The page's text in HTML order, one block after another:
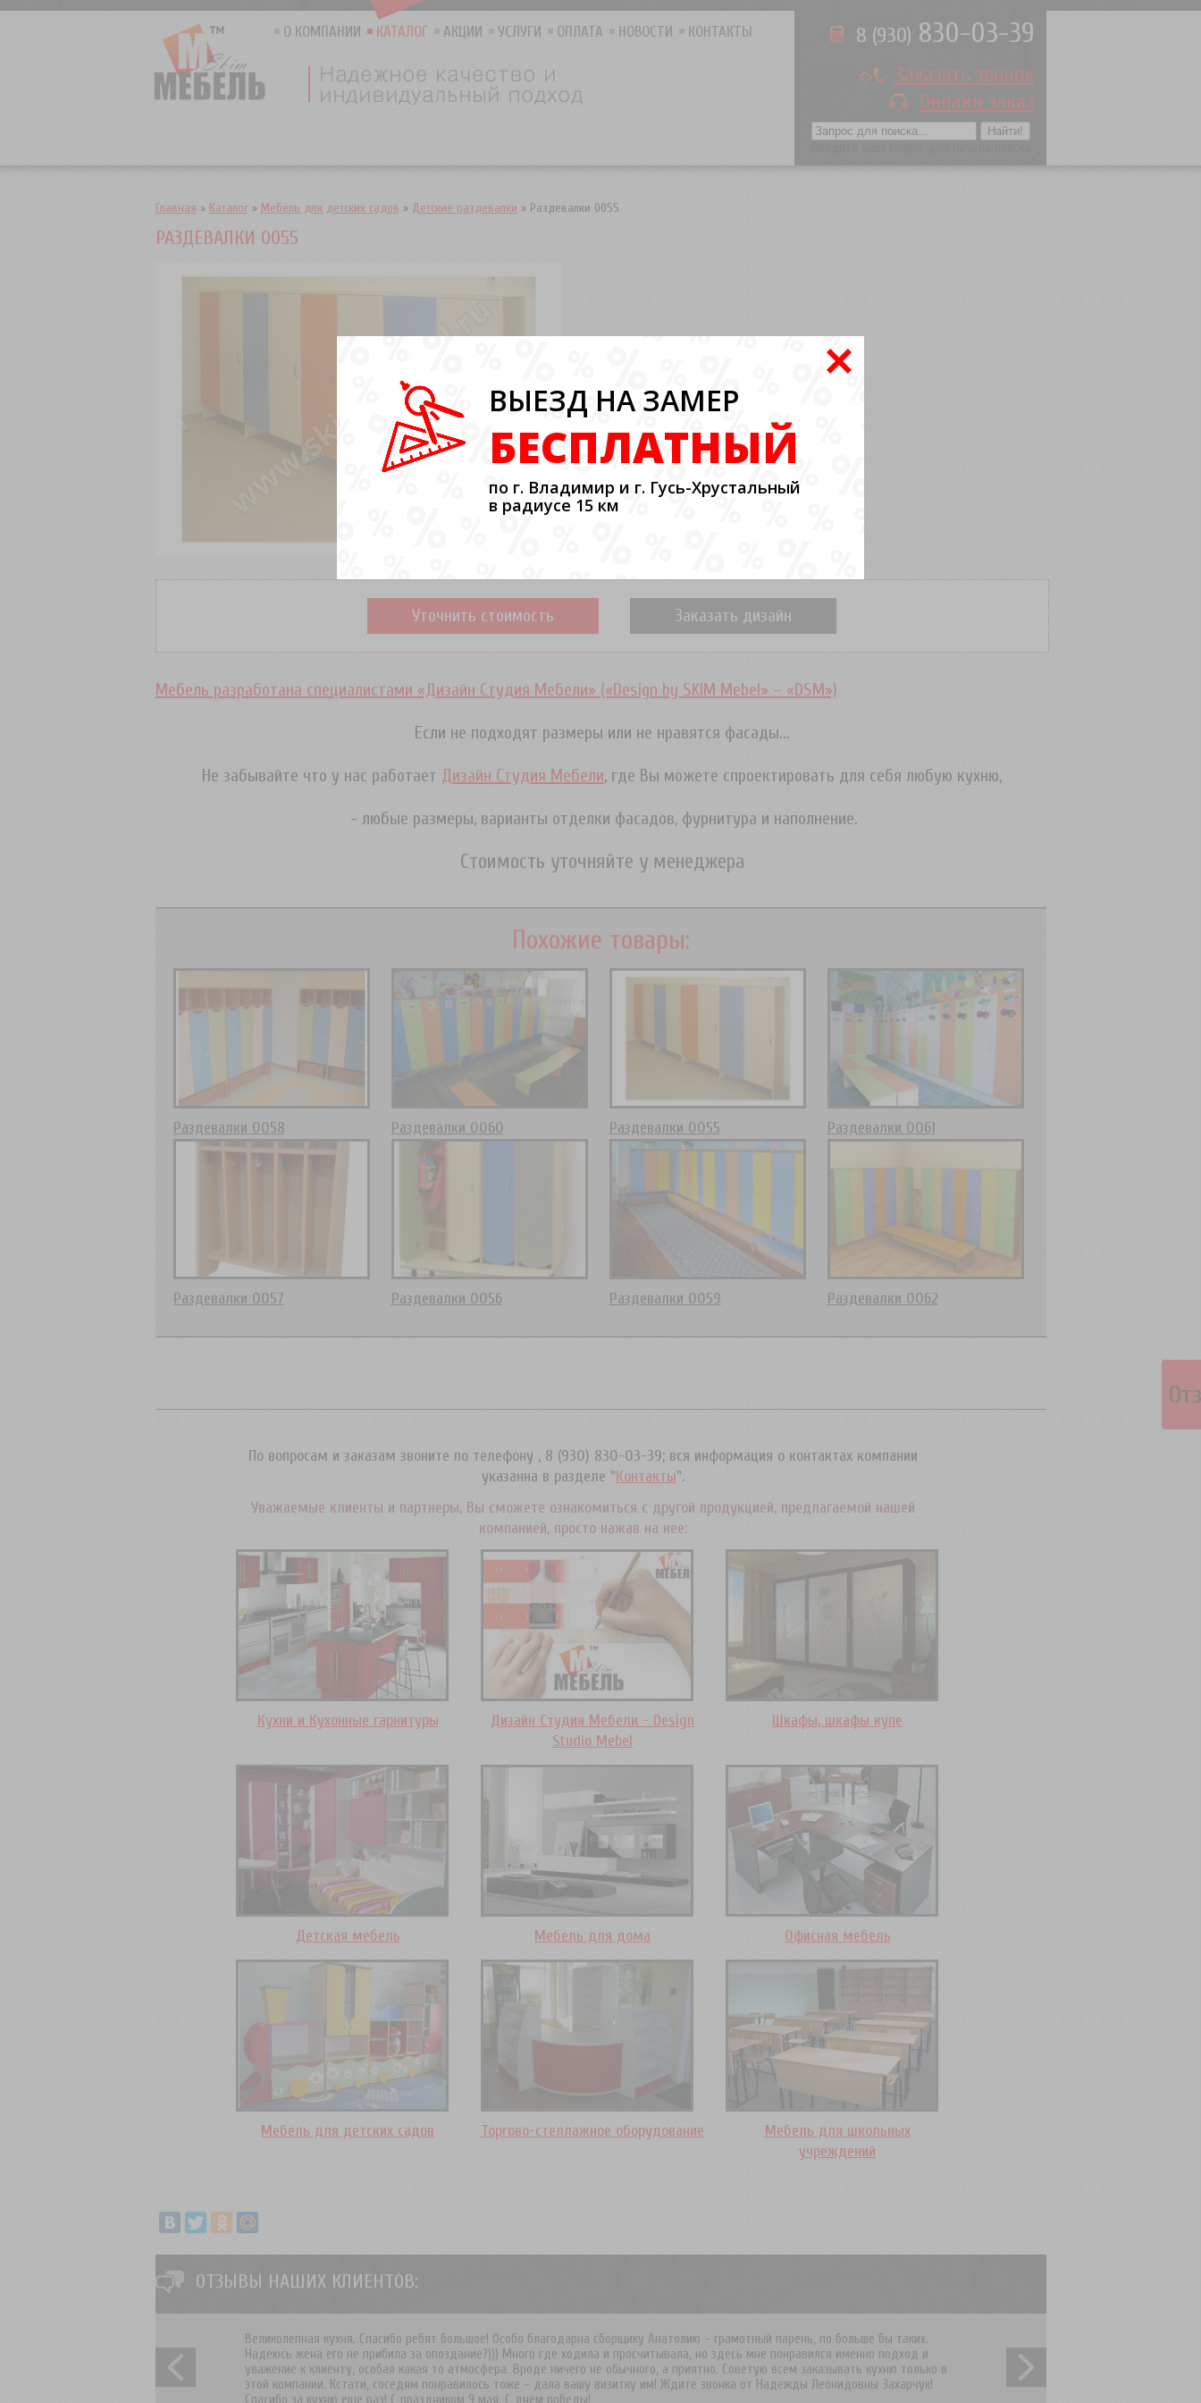
О КОМПАНИИ КАТАЛОГ АКЦИИ УСЛУГИ ОПЛАТА НОВОСТИ КОНТАКТЫ 8 (930) 830-03-39
Заказать звонок
Онлайн заказ
Главная » Каталог» Мебель для детских садов » Детские раздевалки » Раздевалки 0055
РАЗДЕВАЛКИ 0055
Уточнить стоимость Заказать дизайн
Мебель разработана специалистами «Дизайн Студия Мебели» («Design by SKIM Mebel» – «DSM»)
Если не подходят размеры или не нравятся фасады...
Не забывайте что у нас работает Дизайн Студия Мебели, где Вы можете спроектировать для себя любую кухню,
- любые размеры, варианты отделки фасадов, фурнитура и наполнение.
Стоимость уточняйте у менеджера
Похожие товары:
Раздевалки 0058 Раздевалки 0060 Раздевалки 0055 Раздевалки 0061
Раздевалки 0057 Раздевалки 0056 Раздевалки 0059 Раздевалки 0062
По вопросам и заказам звоните по телефону , 8 (930) 830-03-39; вся информация о контактах компании
указанна в разделе "Контакты".
Уважаемые клиенты и партнеры, Вы сможете ознакомиться с другой продукцией, предлагаемой нашей
компанией, просто нажав на нее:
Кухни и Кухонные гарнитуры
Дизайн Студия Мебели - Design
Studio Mebel
Шкафы, шкафы купе
Детская мебель Мебель для дома Офисная мебель
Мебель для детских садов Торгово-стеллажное оборудование
Мебель для школьных
учреждений
ОТЗЫВЫ НАШИХ КЛИЕНТОВ:
Великолепная кухня. Спасибо ребят большое! Особо благодарна сборщику Анатолию - грамотный парень, по больше бы таких.
Надеюсь жена его не прибила за опоздание?))) Много где ходила и просчитывала, но здесь мне понравился именно подход и
уважение к клиенту, особая какая то атмосфера. Вроде ничего не обычного, а приятно. Советую всем заказывать кухню только в
этой компании. Кстати, соседям понравилось тоже - дала вашу визитку им! Ждите звонка от Надежды Леонидовны Захарчук!
Спасибо за кухню еще раз! С праздником 9 мая. С днем победы!
Спасибо Валерий Александрович, мы рады сотрудничать с Вашей компанией! Ждем от Вас новых заказов! С уважением,
Администрация!
admin
ВЫЕЗД НА ЗАМЕР
БЕСПЛАТНЫЙ
по г. Владимир и г. Гусь-Хрустальный
в радиусе 15 км